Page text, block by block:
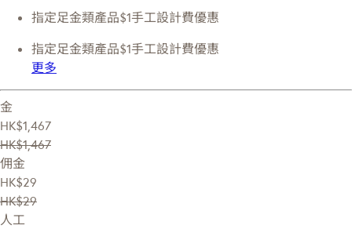
指定足金類產品$1手工設計費優惠
指定足金類產品$1手工設計費優惠
更多
金
HK$1,467
HK$1,467
佣金
HK$29
HK$29
人工